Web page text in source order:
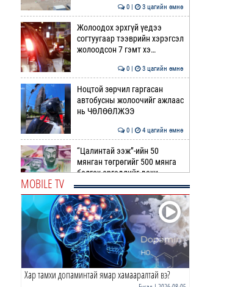
0 | 3 цагийн өмнө
Жолоодох эрхгүй үедээ
согтуугаар тээврийн хэрэгсэл
жолоодсон 7 гэмт хэ…
0 | 3 цагийн өмнө
Ноцтой зөрчил гаргасан
автобусны жолоочийг ажлаас
нь ЧӨЛӨӨЛЖЭЭ
0 | 4 цагийн өмнө
“Цалинтай ээж”-ийн 50
мянган төгрөгийг 500 мянга
болгох өргөдлийг дахи…
Долоодугаар сард 709,503
зөрчил бүртгэгджээ
0 | 4 цагийн өмнө
Худалдаа, үйлчилгээ
MOBILE TV
Хар тамхи допаминтай ямар хамааралтай вэ?